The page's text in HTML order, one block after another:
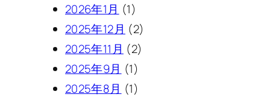
2026年1月 (1)
2025年12月 (2)
2025年11月 (2)
2025年9月 (1)
2025年8月 (1)